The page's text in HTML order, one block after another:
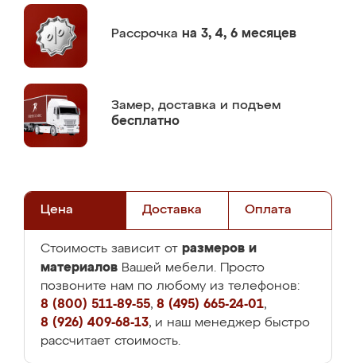
Рассрочка на 3, 4, 6 месяцев
Замер, доставка и подъем
бесплатно
Цена Доставка Оплата
Стоимость зависит от размеров и
материалов Вашей мебели. Просто
позвоните нам по любому из телефонов:
8 (800) 511-89-55, 8 (495) 665-24-01,
8 (926) 409-68-13, и наш менеджер быстро
рассчитает стоимость.